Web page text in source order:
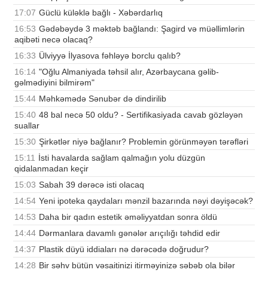
17:07 Güclü küləklə bağlı - Xəbərdarlıq
16:53 Gədəbəydə 3 məktəb bağlandı: Şagird və müəllimlərin
aqibəti necə olacaq?
16:33 Ülviyyə İlyasova fəhləyə borclu qalıb?
16:14 "Oğlu Almaniyada təhsil alır, Azərbaycana gəlib-
gəlmədiyini bilmirəm"
15:44 Məhkəmədə Sənubər də dindirilib
15:40 48 bal necə 50 oldu? - Sertifikasiyada cavab gözləyən
suallar
15:30 Şirkətlər niyə bağlanır? Problemin görünməyən tərəfləri
15:11 İsti havalarda sağlam qalmağın yolu düzgün
qidalanmadan keçir
15:03 Sabah 39 dərəcə isti olacaq
14:54 Yeni ipoteka qaydaları mənzil bazarında nəyi dəyişəcək?
14:53 Daha bir qadın estetik əməliyyatdan sonra öldü
14:44 Dərmanlara davamlı gənələr arıçılığı təhdid edir
14:37 Plastik düyü iddiaları nə dərəcədə doğrudur?
14:28 Bir səhv bütün vəsaitinizi itirməyinizə səbəb ola bilər